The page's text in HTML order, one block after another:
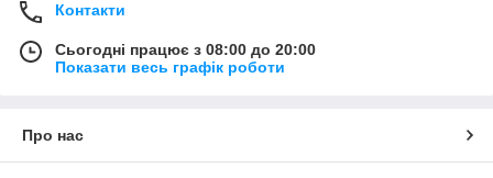
Контакти
Сьогодні працює з 08:00 до 20:00
Показати весь графік роботи
Про нас